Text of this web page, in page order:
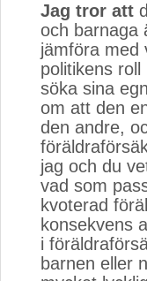
Jag tror att
och barnaga
jämföra med
politikens
söka sina
om att den
den andre,
jag och du
vad som
kvoterad
konsekvens
i
barnen eller